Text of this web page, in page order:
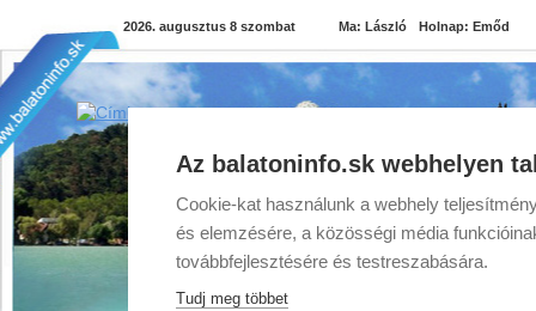
2026. augusztus 8 szombat Ma: László Holnap: Emőd
Az balatoninfo.sk webhelyen
Cookie-kat használunk a webhely
és elemzésére, a közösségi média
továbbfejlesztésére és testreszabására.
Tudj meg többet